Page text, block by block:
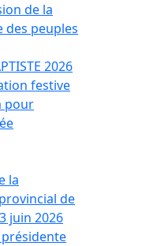
de la
des peuples
2026
festive
pour
la
de
juin 2026